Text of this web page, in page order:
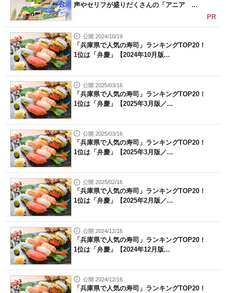
声やセリフが盛りだくさんの「アニア ...
PR
公開 2024/10/19
「兵庫県で人気の寿司」ランキングTOP20！
1位は「弁慶」【2024年10月版...
公開 2025/03/16
「兵庫県で人気の寿司」ランキングTOP20！
1位は「弁慶」【2025年3月版／...
公開 2025/03/16
「兵庫県で人気の寿司」ランキングTOP20！
1位は「弁慶」【2025年3月版／...
公開 2025/02/16
「兵庫県で人気の寿司」ランキングTOP20！
1位は「弁慶」【2025年2月版／...
公開 2024/12/16
「兵庫県で人気の寿司」ランキングTOP20！
1位は「弁慶」【2024年12月版...
公開 2024/12/16
「兵庫県で人気の寿司」ランキングTOP20！